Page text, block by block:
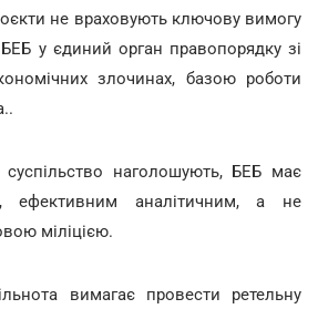
не враховують ключову вимогу
у єдиний орган правопорядку зі
злочинах, базою роботи
суспільство наголошують, БЕБ має
ефективним аналітичним, а не
міліцією.
вимагає провести ретельну